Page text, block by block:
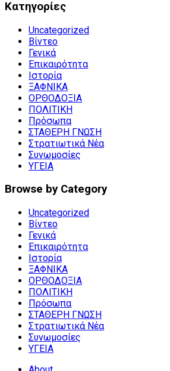
Kατηγορίες
Uncategorized
Βίντεο
Γενικά
Επικαιρότητα
Ιστορία
ΞΑΦΝΙΚΑ
ΟΡΘΟΔΟΞΙΑ
ΠΟΛΙΤΙΚΗ
Πρόσωπα
ΣΤΑΘΕΡΗ ΓΝΩΣΗ
Στρατιωτικά Νέα
Συνωμοσίες
ΥΓΕΙΑ
Browse by Category
Uncategorized
Βίντεο
Γενικά
Επικαιρότητα
Ιστορία
ΞΑΦΝΙΚΑ
ΟΡΘΟΔΟΞΙΑ
ΠΟΛΙΤΙΚΗ
Πρόσωπα
ΣΤΑΘΕΡΗ ΓΝΩΣΗ
Στρατιωτικά Νέα
Συνωμοσίες
ΥΓΕΙΑ